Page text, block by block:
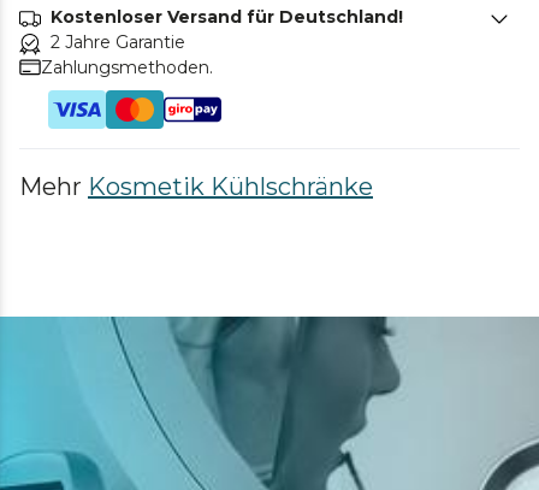
Kostenloser Versand für Deutschland!
2 Jahre Garantie
Zahlungsmethoden.
Mehr Kosmetik Kühlschränke